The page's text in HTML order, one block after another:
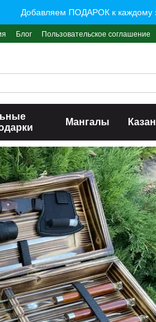
Добавляем ПОДАРОК к каждому
Блог Пользовательское соглашение
Мангалы